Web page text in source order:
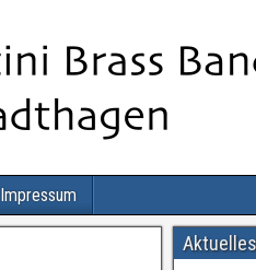
Impressum
Aktuelles